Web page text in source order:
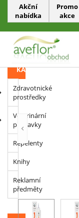
Akční
nabídka
Promo
akce
Přípravky pro psy
KATEGORIE
Zdravotnické
prostředky
Veterinární
přípravky
Repelenty
Knihy
Reklamní
předměty